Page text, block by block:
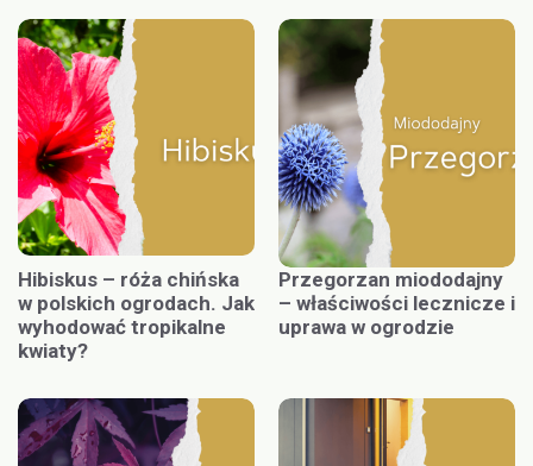
Hibiskus – róża chińska
w polskich ogrodach. Jak
wyhodować tropikalne
kwiaty?
Przegorzan miododajny
– właściwości lecznicze i
uprawa w ogrodzie